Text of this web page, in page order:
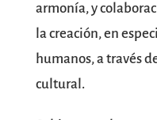
armonía, y
la creación, en
humanos, a través
cultural.